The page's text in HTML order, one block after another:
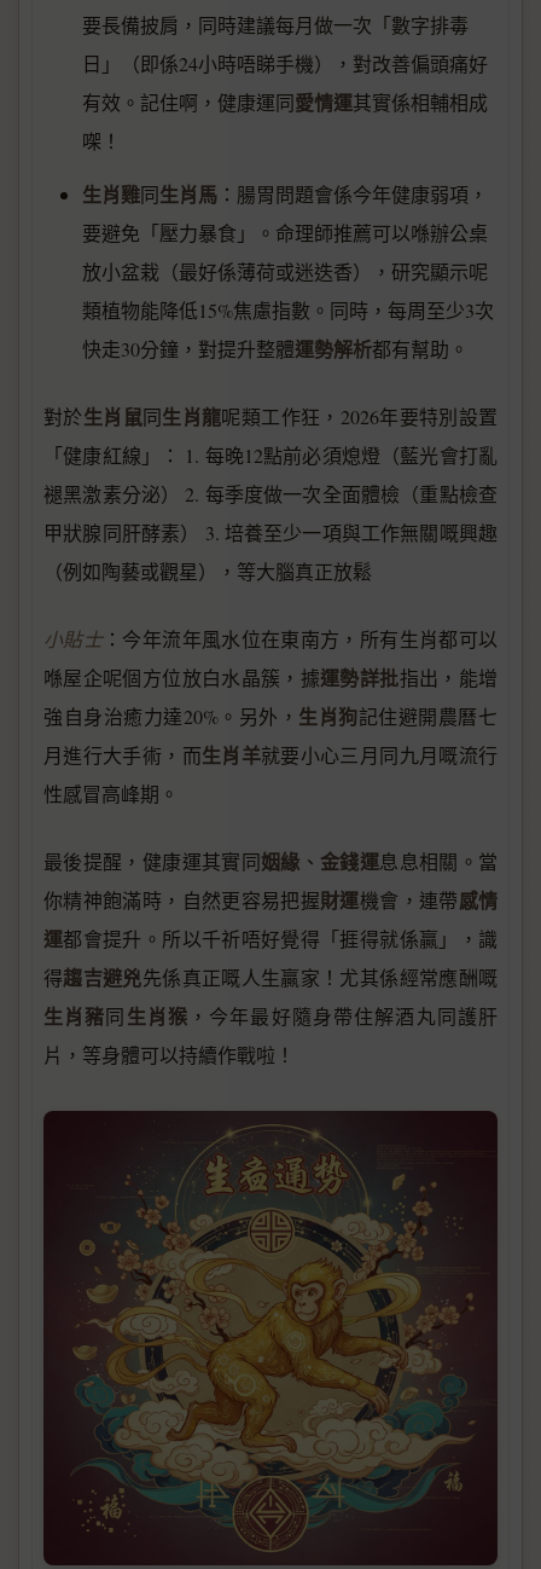
要長備披肩，同時建議每月做一次「數字排毒
日」（即係24小時唔睇手機），對改善偏頭痛好
有效。記住啊，健康運同愛情運其實係相輔相成
㗎！
生肖雞同生肖馬 ：腸胃問題會係今年健康弱項，
要避免「壓力暴食」。命理師推薦可以喺辦公桌
放小盆栽（最好係薄荷或迷迭香），研究顯示呢
類植物能降低15%焦慮指數。同時，每周至少3次
快走30分鐘，對提升整體運勢解析都有幫助。
對於生肖鼠同生肖龍呢類工作狂，2026年要特別設置
「健康紅線」： 1. 每晚12點前必須熄燈（藍光會打亂
褪黑激素分泌） 2. 每季度做一次全面體檢（重點檢查
甲狀腺同肝酵素） 3. 培養至少一項與工作無關嘅興趣
（例如陶藝或觀星），等大腦真正放鬆
小貼士：今年流年風水位在東南方，所有生肖都可以
喺屋企呢個方位放白水晶簇，據運勢詳批指出，能增
強自身治癒力達20%。另外， 生肖狗記住避開農曆七
月進行大手術，而生肖羊就要小心三月同九月嘅流行
性感冒高峰期。
最後提醒，健康運其實同姻緣 、 金錢運息息相關。當
你精神飽滿時，自然更容易把握財運機會，連帶感情
運都會提升。所以千祈唔好覺得「捱得就係贏」，識
得趨吉避兇先係真正嘅人生贏家！尤其係經常應酬嘅
生肖豬同生肖猴 ，今年最好隨身帶住解酒丸同護肝
片，等身體可以持續作戰啦！